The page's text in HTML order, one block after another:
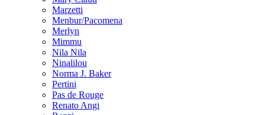
Marzetti
Menbur/Pacomena
Merlyn
Mimmu
Nila Nila
Ninalilou
Norma J. Baker
Pertini
Pas de Rouge
Renato Angi